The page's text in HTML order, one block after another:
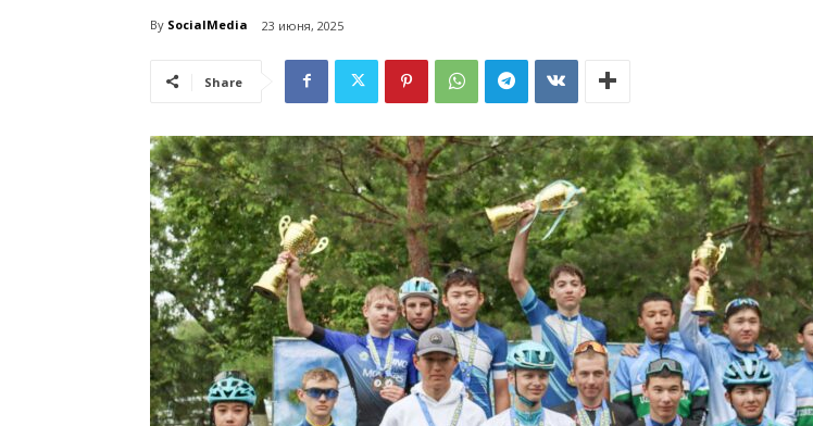
By SocialMedia 23 июня, 2025
Share